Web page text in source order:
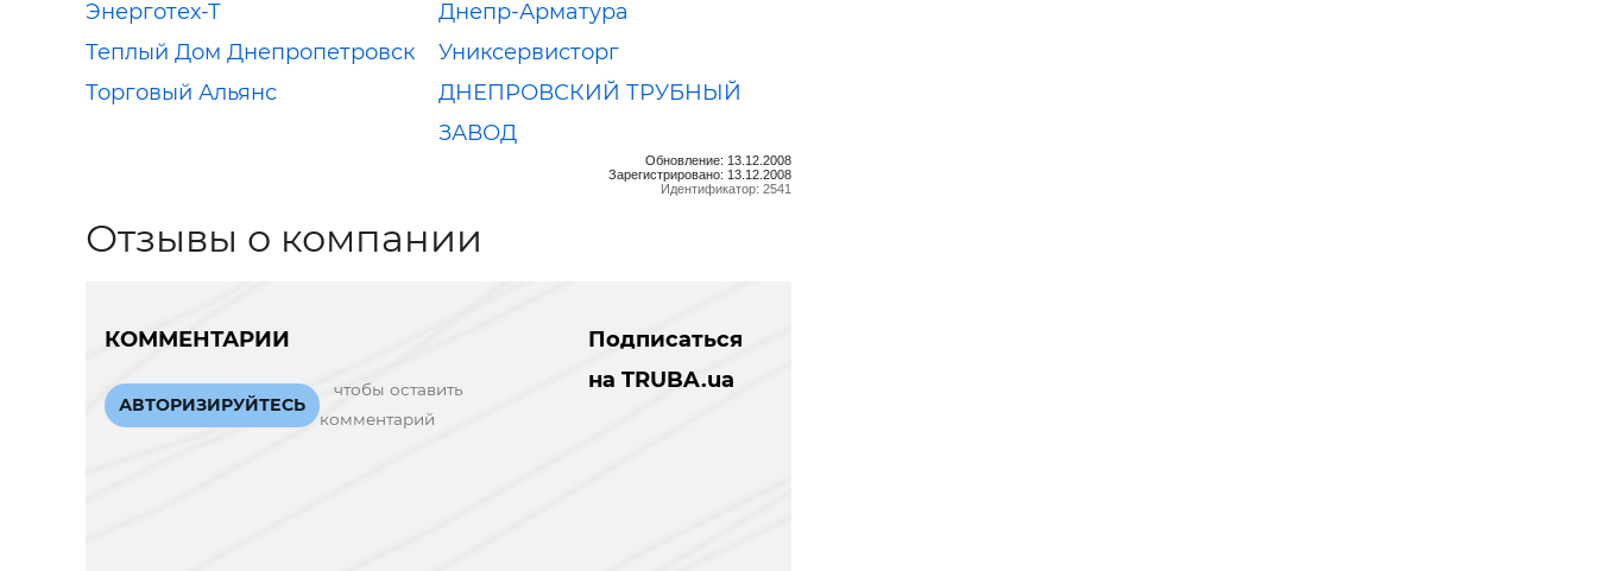
Энерготех-Т
Днепр-Арматура
Теплый Дом Днепропетровск
Униксервисторг
Торговый Альянс
ДНЕПРОВСКИЙ ТРУБНЫЙ
ЗАВОД
Обновление: 13.12.2008
Зарегистрировано: 13.12.2008
Идентификатор: 2541
Отзывы о компании
КОММЕНТАРИИ
АВТОРИЗИРУЙТЕСЬ
чтобы оставить
комментарий
Подписаться
на TRUBA.ua